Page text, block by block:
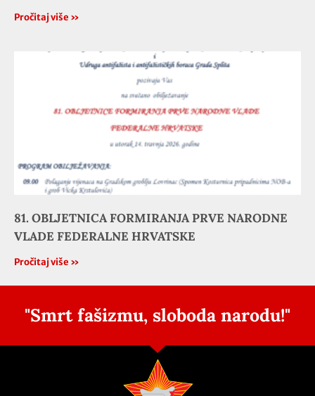
Pročitaj više »
81. OBLJETNICA FORMIRANJA PRVE NARODNE
VLADE FEDERALNE HRVATSKE
Pročitaj više »
"Smrt fašizmu, sloboda narodu!"